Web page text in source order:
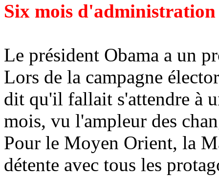
Six mois
Le président Obama a un
Lors de la campagne
dit qu'il fallait s'attendre à
mois, vu l'ampleur des
Pour le Moyen Orient, la
détente avec tous les